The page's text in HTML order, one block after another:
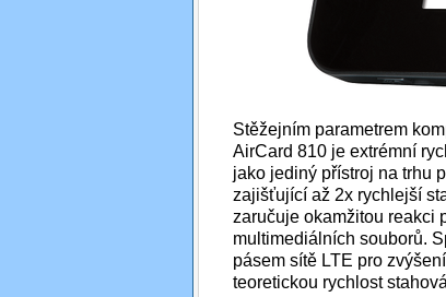
Stěžejním parametrem
AirCard 810 je extrémní
jako jediný přístroj na trhu
zajišťující až 2x rychlejší
zaručuje okamžitou reakci
multimediálních souborů.
pásem sítě LTE pro
teoretickou rychlost